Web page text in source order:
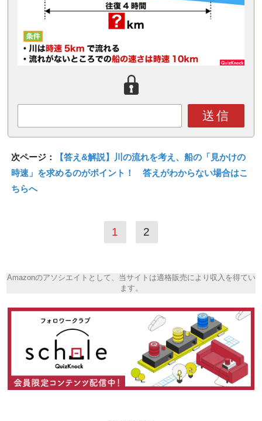
送信
次ページ：
【答え&解説】川の流れを考え、船の「見かけの
時速」を求めるのがポイント！ 答えがわからない場合はこ
ちらへ
1 2
Amazonのアソシエイトとして、当サイトは適格販売により収入を得てい
ます。